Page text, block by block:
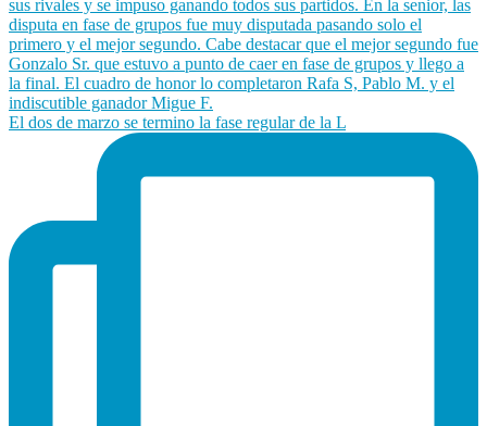
El dos de marzo se termino la fase regular de la L